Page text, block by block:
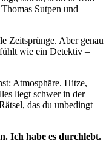
Sutpen und
Zeitsprünge. Aber genau
wie ein Detektiv –
Atmosphäre. Hitze,
liegt schwer in der
das du unbedingt
Ich habe es durchlebt.